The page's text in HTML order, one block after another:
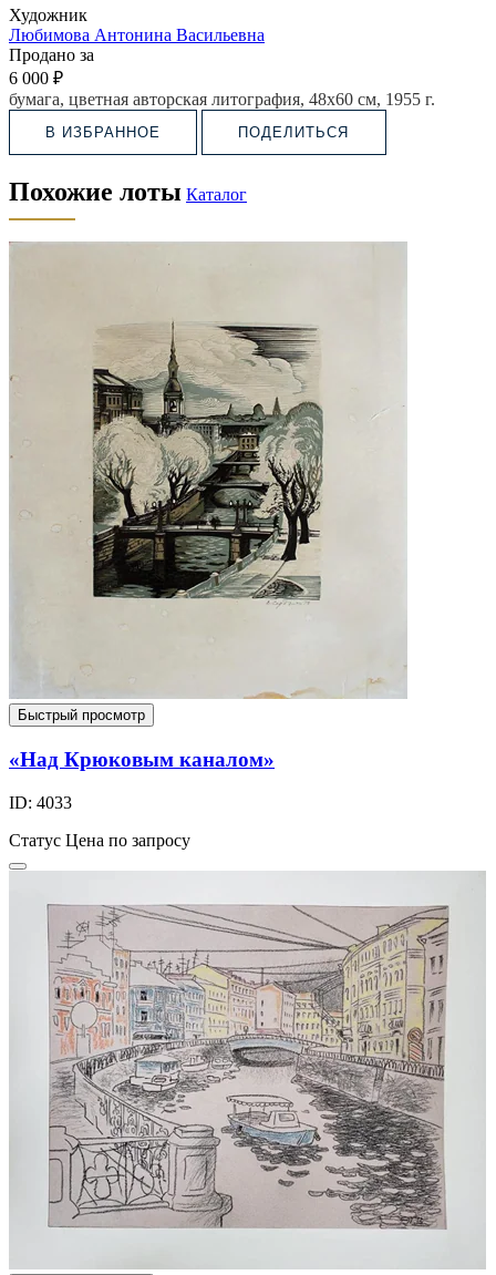
Художник
Любимова Антонина Васильевна
Продано за
6 000 ₽
бумага, цветная авторская литография, 48х60 см, 1955 г.
В ИЗБРАННОЕ ПОДЕЛИТЬСЯ
Похожие лоты Каталог
Быстрый просмотр
«Над Крюковым каналом»
ID: 4033
Статус Цена по запросу